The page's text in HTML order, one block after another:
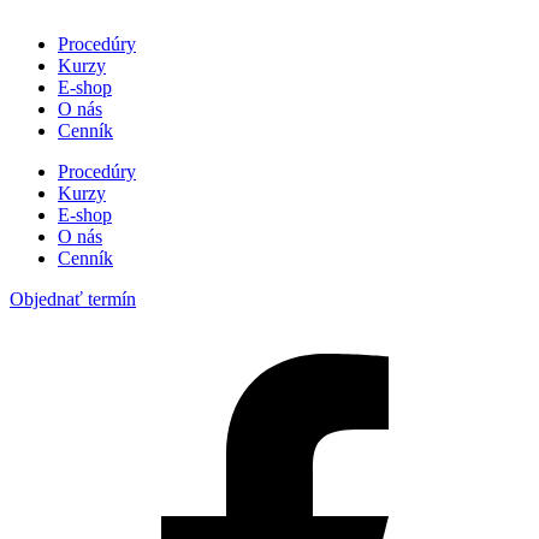
Procedúry
Kurzy
E-shop
O nás
Cenník
Procedúry
Kurzy
E-shop
O nás
Cenník
Objednať termín